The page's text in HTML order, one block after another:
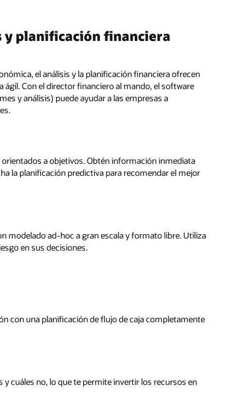
y planificación financiera
el análisis y la planificación financiera ofrecen
Con el director financiero al mando, el software
y análisis) puede ayudar a las empresas a
a objetivos. Obtén información inmediata
la planificación predictiva para recomendar el mejor
modelado ad-hoc a gran escala y formato libre. Utiliza
en sus decisiones.
con una planificación de flujo de caja completamente
cuáles no, lo que te permite invertir los recursos en